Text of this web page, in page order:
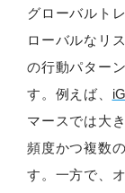
グローバルト
ローバルなリ
の行動パター
す。例えば、
マースでは大
頻度かつ複数
す。一方で、